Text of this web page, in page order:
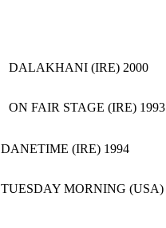
DALAKHANI (IRE) 2000
ON FAIR STAGE (IRE) 1993
DANETIME (IRE) 1994
TUESDAY MORNING (USA)